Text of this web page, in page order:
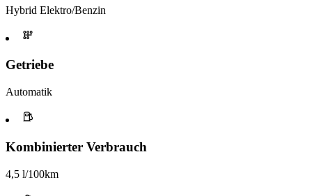
Hybrid Elektro/Benzin
Getriebe
Automatik
Kombinierter Verbrauch
4,5 l/100km